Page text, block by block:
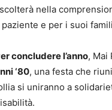
nella
paziente e per i suoi
concludere l’anno, Mai
‘80, una festa che
si uniranno a